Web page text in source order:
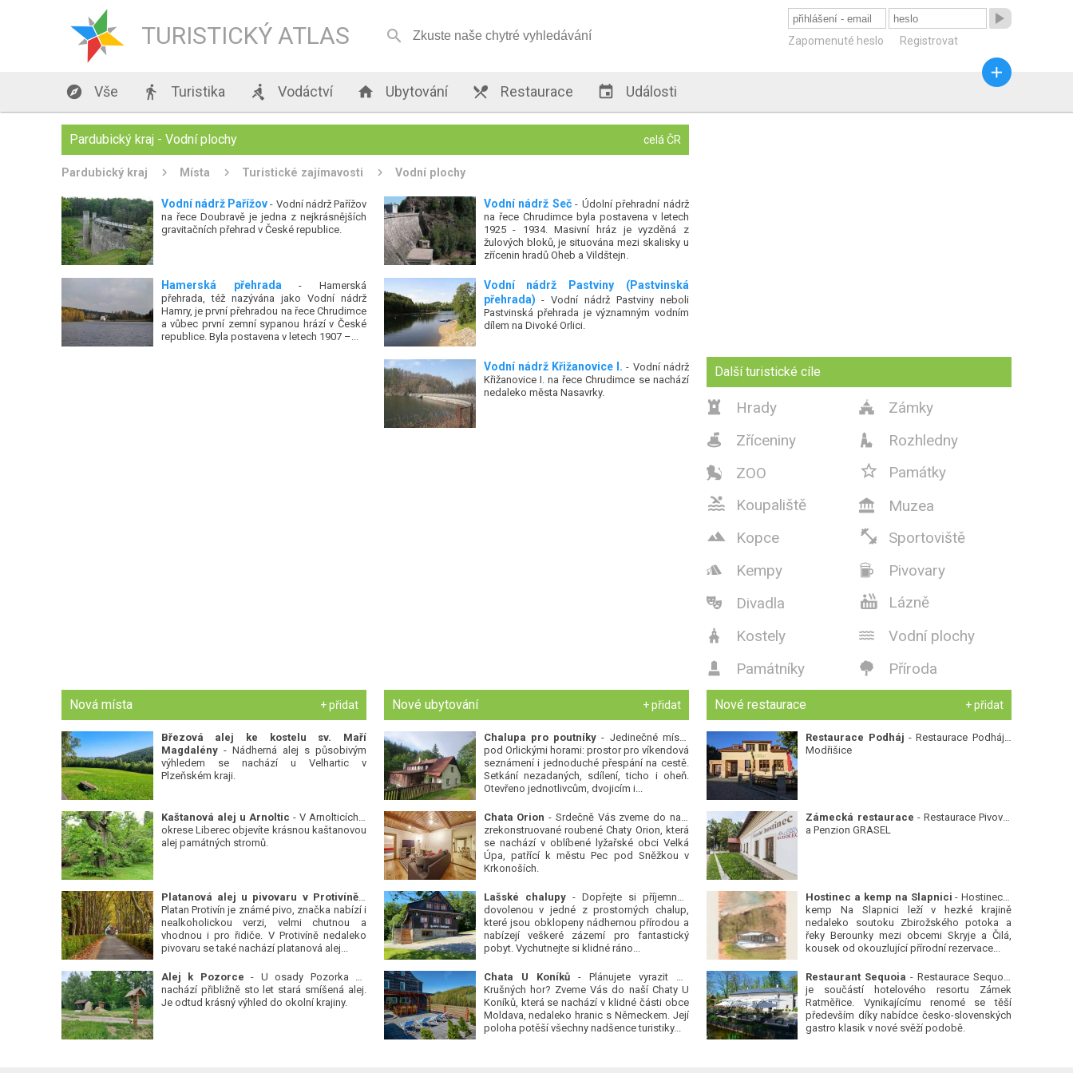
TURISTICKÝ ATLAS 

Zapomenuté heslo Registrovat
 Vše  Turistika  Vodáctví  Ubytování  Restaurace  Události

Pardubický kraj - Vodní plochy celá ČR
Pardubický kraj Místa Turistické zajímavosti Vodní plochy
Vodní nádrž Seč- Údolní přehradní nádrž
na řece Chrudimce byla postavena v letech
1925 - 1934. Masivní hráz je vyzděná z
žulových bloků, je situována mezi skalisky u
zřícenin hradů Oheb a Vildštejn.
Vodní nádrž Pařížov - Vodní nádrž Pařížov
na řece Doubravě je jedna z nejkrásnějších
gravitačních přehrad v České republice.
Vodní nádrž Pastviny (Pastvinská
přehrada) - Vodní nádrž Pastviny neboli
Pastvinská přehrada je významným vodním
dílem na Divoké Orlici.
Hamerská přehrada - Hamerská
přehrada, též nazývána jako Vodní nádrž
Hamry, je první přehradou na řece Chrudimce
a vůbec první zemní sypanou hrází v České
republice. Byla postavena v letech 1907 –...
Vodní nádrž Křižanovice I. - Vodní nádrž
Křižanovice I. na řece Chrudimce se nachází
nedaleko města Nasavrky.
Další turistické cíle
 Hrady  Zámky
 Zříceniny  Rozhledny
 ZOO  Památky
 Koupaliště  Muzea
 Kopce  Sportoviště
 Kempy  Pivovary
 Divadla  Lázně
 Kostely  Vodní plochy
 Památníky  Příroda
Nová místa + přidat
Březová alej ke kostelu sv. Maří
Magdalény- Nádherná alej s působivým
výhledem se nachází u Velhartic v
Plzeňském kraji.
Kaštanová alej u Arnoltic - V Arnolticích v
okrese Liberec objevíte krásnou kaštanovou
alej památných stromů.
Platanová alej u pivovaru v Protivíně-
Platan Protivín je známé pivo, značka nabízí i
nealkoholickou verzi, velmi chutnou a
vhodnou i pro řidiče. V Protivíně nedaleko
pivovaru se také nachází platanová alej...
Alej k Pozorce - U osady Pozorka se
nachází přibližně sto let stará smíšená alej.
Je odtud krásný výhled do okolní krajiny.
Nové ubytování + přidat
Chalupa pro poutníky - Jedinečné místo
pod Orlickými horami: prostor pro víkendová
seznámení i jednoduché přespání na cestě.
Setkání nezadaných, sdílení, ticho i oheň.
Otevřeno jednotlivcům, dvojicím i...
Chata Orion - Srdečně Vás zveme do naší
zrekonstruované roubené Chaty Orion, která
se nachází v oblíbené lyžařské obci Velká
Úpa, patřící k městu Pec pod Sněžkou v
Krkonoších.
Lašské chalupy- Dopřejte si příjemnou
dovolenou v jedné z prostorných chalup,
které jsou obklopeny nádhernou přírodou a
nabízejí veškeré zázemí pro fantastický
pobyt. Vychutnejte si klidné ráno...
Chata U Koníků- Plánujete vyrazit do
Krušných hor? Zveme Vás do naší Chaty U
Koníků, která se nachází v klidné části obce
Moldava, nedaleko hranic s Německem. Její
poloha potěší všechny nadšence turistiky...
Nové restaurace + přidat
Restaurace Podháj - Restaurace Podháj -
Modřišice
Zámecká restaurace - Restaurace Pivovar
a Penzion GRASEL
Hostinec a kemp na Slapnici - Hostinec a
kemp Na Slapnici leží v hezké krajině
nedaleko soutoku Zbirožského potoka a
řeky Berounky mezi obcemi Skryje a Čilá,
kousek od okouzlující přírodní rezervace...
Restaurant Sequoia - Restaurace Sequoia
je součástí hotelového resortu Zámek
Ratměřice. Vynikajícímu renomé se těší
především díky nabídce česko-slovenských
gastro klasik v nové svěží podobě.